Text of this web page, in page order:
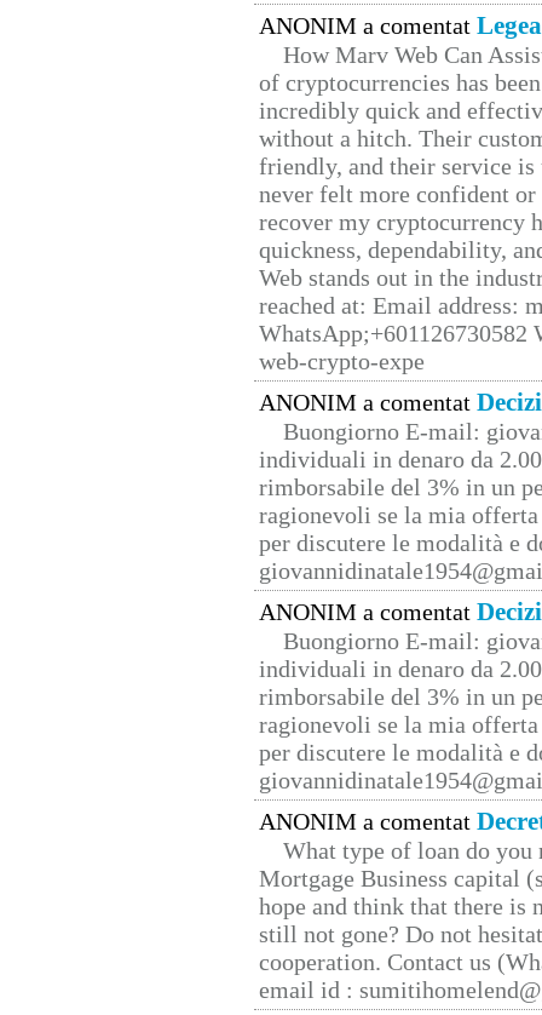
ANONIM a comentat
How Marv Web Can
of cryptocurrencies has
incredibly quick and
without a hitch. Their
friendly, and their service
never felt more confident
recover my cryptocurrency
quickness, dependability,
Web stands out in the
reached at: Email address:
web-crypto-expe
ANONIM a comentat
Buongiorno E-mail:
individuali in denaro da
rimborsabile del 3% in un
ragionevoli se la mia
per discutere le modalità e
ANONIM a comentat
Buongiorno E-mail:
individuali in denaro da
rimborsabile del 3% in un
ragionevoli se la mia
per discutere le modalità e
ANONIM a comentat
What type of loan do you
Mortgage Business capital
hope and think that there is
still not gone? Do not
cooperation. Contact us
email id :